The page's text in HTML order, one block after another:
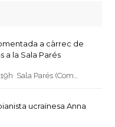
a càrrec de
a la Sala Parés
Sala Parés (Com…
ucraïnesa Anna